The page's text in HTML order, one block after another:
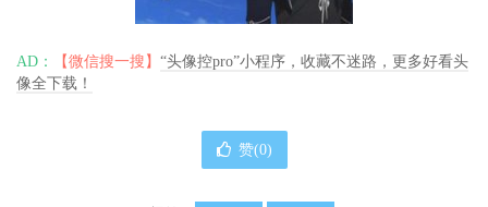
AD： 【微信搜一搜】 “头像控pro”小程序，收藏不迷路，更多好看头
像全下载！
赞(0)